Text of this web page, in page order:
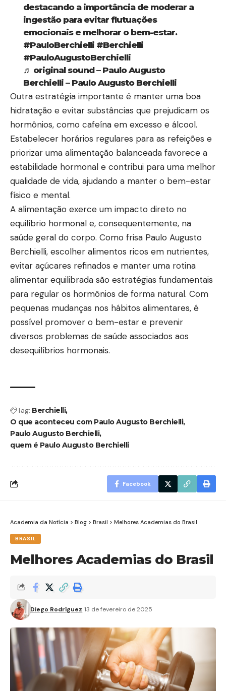
destacando a importância de moderar a
ingestão para evitar flutuações
emocionais e melhorar o bem-estar.
#PauloBerchielli #Berchielli
#PauloAugustoBerchielli
♬ original sound – Paulo Augusto
Berchielli – Paulo Augusto Berchielli
Outra estratégia importante é manter uma boa
hidratação e evitar substâncias que prejudicam os
hormônios, como cafeína em excesso e álcool.
Estabelecer horários regulares para as refeições e
priorizar uma alimentação balanceada favorece a
estabilidade hormonal e contribui para uma melhor
qualidade de vida, ajudando a manter o bem-estar
físico e mental.
A alimentação exerce um impacto direto no
equilíbrio hormonal e, consequentemente, na
saúde geral do corpo. Como frisa Paulo Augusto
Berchielli, escolher alimentos ricos em nutrientes,
evitar açúcares refinados e manter uma rotina
alimentar equilibrada são estratégias fundamentais
para regular os hormônios de forma natural. Com
pequenas mudanças nos hábitos alimentares, é
possível promover o bem-estar e prevenir
diversos problemas de saúde associados aos
desequilíbrios hormonais.
Tag: Berchielli
O que aconteceu com Paulo Augusto Berchielli
Paulo Augusto Berchielli
quem é Paulo Augusto Berchielli
Facebook
Academia da Notícia > Blog > Brasil > Melhores Academias do Brasil
BRASIL
Melhores Academias do Brasil
Diego Rodríguez 13 de fevereiro de 2025